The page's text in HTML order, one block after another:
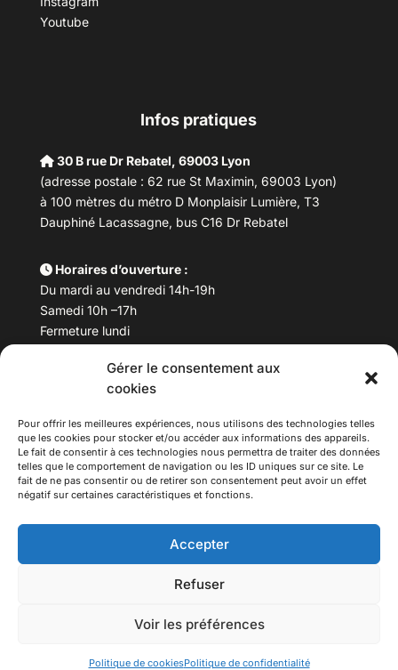
Gérer le consentement aux
cookies
Pour offrir les meilleures expériences, nous utilisons des technologies telles
que les cookies pour stocker et/ou accéder aux informations des appareils.
Le fait de consentir à ces technologies nous permettra de traiter des données
telles que le comportement de navigation ou les ID uniques sur ce site. Le
fait de ne pas consentir ou de retirer son consentement peut avoir un effet
négatif sur certaines caractéristiques et fonctions.
Accepter
Refuser
Voir les préférences
Politique de cookiesPolitique de confidentialité
Youtube
Infos pratiques
30 B rue Dr Rebatel, 69003 Lyon
(adresse postale : 62 rue St Maximin, 69003 Lyon)
à 100 mètres du métro D Monplaisir Lumière, T3
Dauphiné Lacassagne, bus C16 Dr Rebatel
Horaires d’ouverture :
Du mardi au vendredi 14h-19h
Samedi 10h –17h
Fermeture lundi
Téléphone : 04 78 53 06 40
maisondesculturesasiatiques@asiexpo.com
Tous droits réservés.